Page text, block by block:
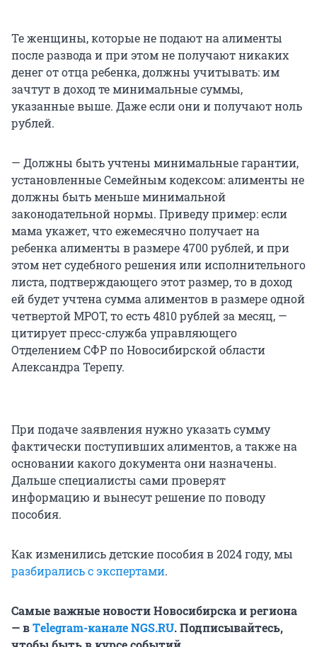
Те женщины, которые не подают на алименты
после развода и при этом не получают никаких
денег от отца ребенка, должны учитывать: им
зачтут в доход те минимальные суммы,
указанные выше. Даже если они и получают ноль
рублей.
— Должны быть учтены минимальные гарантии,
установленные Семейным кодексом: алименты не
должны быть меньше минимальной
законодательной нормы. Приведу пример: если
мама укажет, что ежемесячно получает на
ребенка алименты в размере 4700 рублей, и при
этом нет судебного решения или исполнительного
листа, подтверждающего этот размер, то в доход
ей будет учтена сумма алиментов в размере одной
четвертой МРОТ, то есть 4810 рублей за месяц, —
цитирует пресс-служба управляющего
Отделением СФР по Новосибирской области
Александра Терепу.
При подаче заявления нужно указать сумму
фактически поступивших алиментов, а также на
основании какого документа они назначены.
Дальше специалисты сами проверят
информацию и вынесут решение по поводу
пособия.
Как изменились детские пособия в 2024 году, мы
разбирались с экспертами.
Самые важные новости Новосибирска и региона
— вТelegram-каналеNGS.RU. Подписывайтесь,